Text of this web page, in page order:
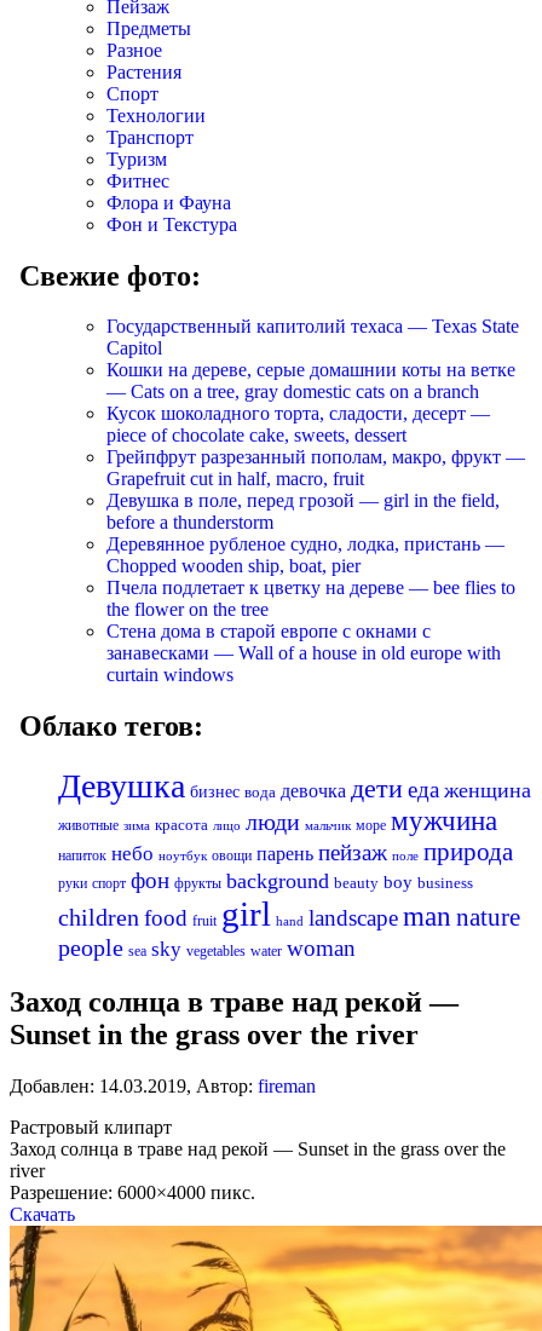
Пейзаж
Предметы
Разное
Растения
Спорт
Технологии
Транспорт
Туризм
Фитнес
Флора и Фауна
Фон и Текстура
Свежие фото:
Государственный капитолий техаса — Texas State
Capitol
Кошки на дереве, серые домашнии коты на ветке
— Cats on a tree, gray domestic cats on a branch
Кусок шоколадного торта, сладости, десерт —
piece of chocolate cake, sweets, dessert
Грейпфрут разрезанный пополам, макро, фрукт —
Grapefruit cut in half, macro, fruit
Девушка в поле, перед грозой — girl in the field,
before a thunderstorm
Деревянное рубленое судно, лодка, пристань —
Chopped wooden ship, boat, pier
Пчела подлетает к цветку на дереве — bee flies to
the flower on the tree
Стена дома в старой европе с окнами с
занавесками — Wall of a house in old europe with
curtain windows
Облако тегов:
Девушка бизнес вода девочка детиеда женщина
животные зима красота лицо люди мальчик море мужчина
напиток небо ноутбук овощи парень пейзаж поле природа
руки спорт фон фрукты background beauty boy business
childrenfood fruit girl hand landscapeman nature
people sea sky vegetables water woman
Заход солнца в траве над рекой —
Sunset in the grass over the river
Добавлен: 14.03.2019, Автор: fireman
Растровый клипарт
Заход солнца в траве над рекой — Sunset in the grass over the
river
Разрешение: 6000×4000 пикс.
Скачать